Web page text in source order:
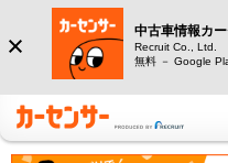
中古車情報カ
Recruit Co., Ltd.
無料 － Google